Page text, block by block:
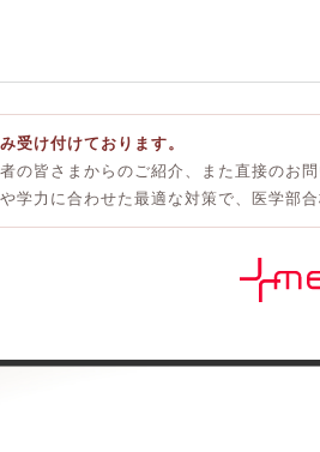
受け付けております。
の皆さまからのご紹介、また直接のお
学力に合わせた最適な対策で、医学部